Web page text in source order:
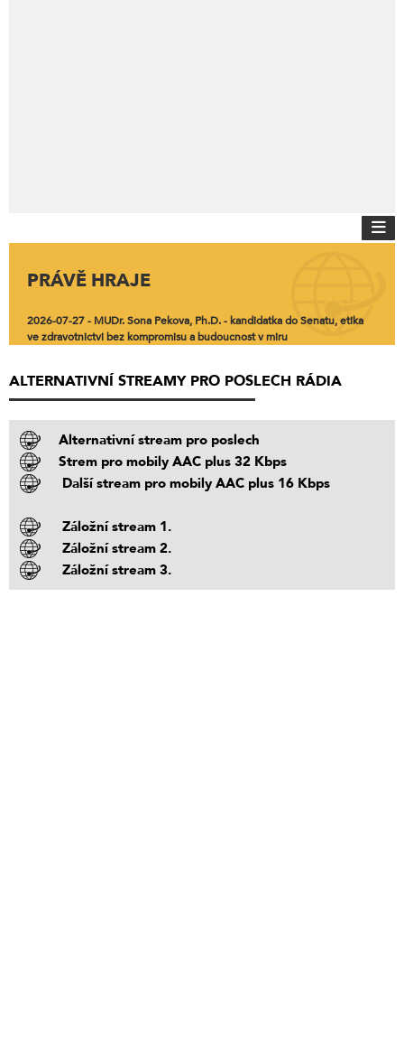
PRÁVĚ HRAJE
2026-07-27 - MUDr. Sona Pekova, Ph.D. - kandidatka do Senatu, etika
ve zdravotnictvi bez kompromisu a budoucnost v miru
ALTERNATIVNÍ STREAMY PRO POSLECH RÁDIA
Alternativní stream pro poslech
Strem pro mobily AAC plus 32 Kbps
Další stream pro mobily AAC plus 16 Kbps
Záložní stream 1.
Záložní stream 2.
Záložní stream 3.